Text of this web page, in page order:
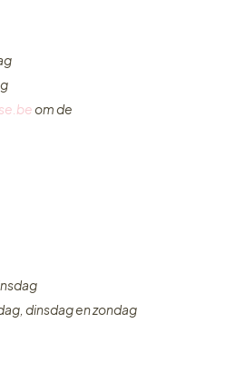
om de
dinsdag en zondag